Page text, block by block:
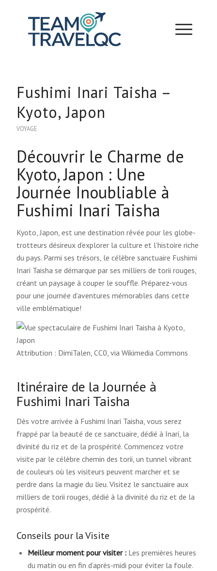
Fushimi Inari Taisha –
Kyoto, Japon
VOYAGE
Découvrir le Charme de
Kyoto, Japon : Une
Journée Inoubliable à
Fushimi Inari Taisha
Kyoto, Japon, est une destination rêvée pour les globe-
trotteurs désireux d’explorer la culture et l’histoire riche
du pays. Parmi ses trésors, le célèbre sanctuaire Fushimi
Inari Taisha se démarque par ses milliers de torii rouges,
créant un paysage à couper le souffle. Préparez-vous
pour une journée d’aventures mémorables dans cette
ville emblématique!
Attribution : DimiTalen, CC0, via Wikimedia Commons
Itinéraire de la Journée à
Fushimi Inari Taisha
Dès votre arrivée à Fushimi Inari Taisha, vous serez
frappé par la beauté de ce sanctuaire, dédié à Inari, la
divinité du riz et de la prospérité. Commencez votre
visite par le célèbre chemin des torii, un tunnel vibrant
de couleurs où les visiteurs peuvent marcher et se
perdre dans la magie du lieu. Visitez le sanctuaire aux
milliers de torii rouges, dédié à la divinité du riz et de la
prospérité.
Conseils pour la Visite
Meilleur moment pour visiter :Les premières heures
du matin ou en fin d’après-midi pour éviter la foule.